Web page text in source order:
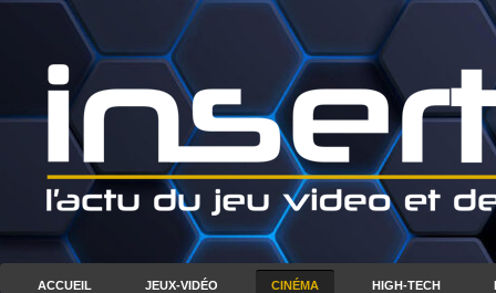
ACCUEIL JEUX-VIDÉO CINÉMA HIGH-TECH